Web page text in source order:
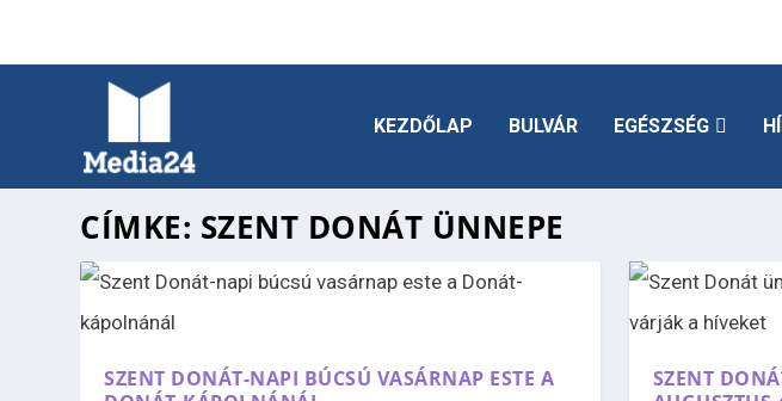
KEZDŐLAP BULVÁR EGÉSZSÉG
CÍMKE: SZENT DONÁT ÜNNEPE
SZENT DONÁT-NAPI BÚCSÚ VASÁRNAP ESTE A
SZENT